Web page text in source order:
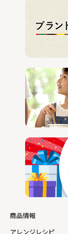
商品情報
アレンジレシピ